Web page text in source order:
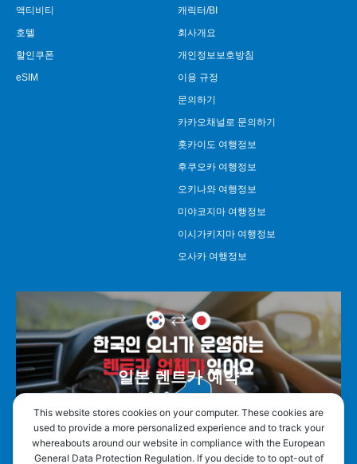
액티비티
호텔
할인쿠폰
eSIM
캐릭터/BI
회사개요
개인정보보호방침
이용 규정
문의하기
카카오채널로 문의하기
홋카이도 여행정보
후쿠오카 여행정보
오키나와 여행정보
미야코지마 여행정보
이시가키지마 여행정보
오사카 여행정보
일본 렌트카 예약
This website stores cookies on your computer. These cookies are
used to provide a more personalized experience and to track your
whereabouts around our website in compliance with the European
General Data Protection Regulation. If you decide to to opt-out of